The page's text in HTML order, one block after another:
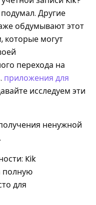
Другие
обдумывают этот
которые могут
перехода на
приложения для
исследуем эти
ненужной
Kik
полную
для